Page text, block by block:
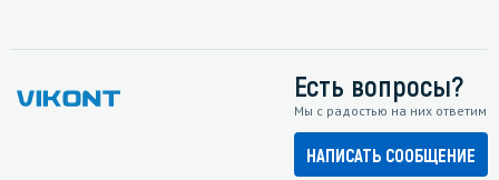
Есть вопросы?
Мы с радостью на них ответим
НАПИСАТЬ СООБЩЕНИЕ